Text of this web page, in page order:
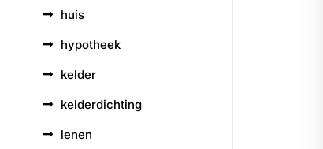
huis
hypotheek
kelder
kelderdichting
lenen